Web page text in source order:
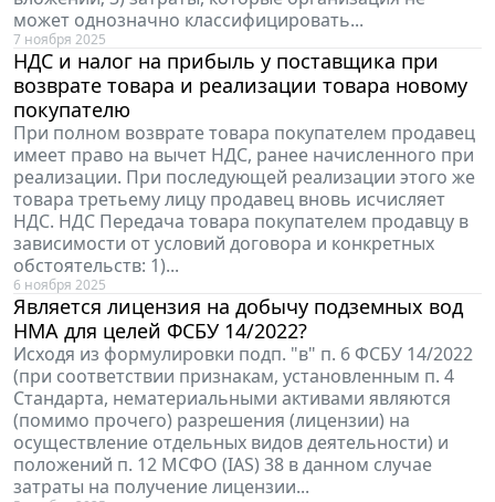
может однозначно классифицировать...
7 ноября 2025
НДС и налог на прибыль у поставщика при
возврате товара и реализации товара новому
покупателю
При полном возврате товара покупателем продавец
имеет право на вычет НДС, ранее начисленного при
реализации. При последующей реализации этого же
товара третьему лицу продавец вновь исчисляет
НДС. НДС Передача товара покупателем продавцу в
зависимости от условий договора и конкретных
обстоятельств: 1)...
6 ноября 2025
Является лицензия на добычу подземных вод
НМА для целей ФСБУ 14/2022?
Исходя из формулировки подп. "в" п. 6 ФСБУ 14/2022
(при соответствии признакам, установленным п. 4
Стандарта, нематериальными активами являются
(помимо прочего) разрешения (лицензии) на
осуществление отдельных видов деятельности) и
положений п. 12 МСФО (IAS) 38 в данном случае
затраты на получение лицензии...